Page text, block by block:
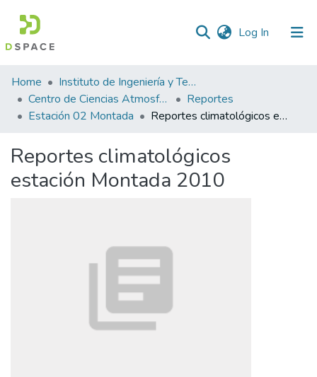
Log In (current)
Statistics
Home
Instituto de Ingeniería y Tecnología
Centro de Ciencias Atmosféricas y Tecnologías Verdes
Reportes
Estación 02 Montada
Reportes climatológicos estación Montada 2010
Reportes climatológicos
estación Montada 2010